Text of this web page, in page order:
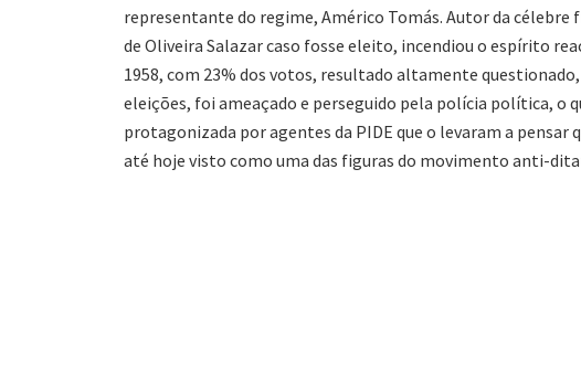
representante do regime, Américo Tomás. Autor da
de Oliveira Salazar caso fosse eleito, incendiou o espírito
1958, com 23% dos votos, resultado altamente
eleições, foi ameaçado e perseguido pela polícia política, o
protagonizada por agentes da PIDE que o levaram a
até hoje visto como uma das figuras do movimento anti-